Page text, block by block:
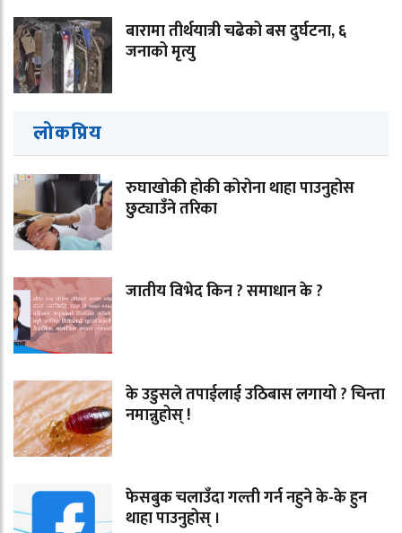
बारामा तीर्थयात्री चढेको बस दुर्घटना, ६
जनाको मृत्यु
लोकप्रिय
रुघाखोकी होकी कोरोना थाहा पाउनुहोस
छुट्याउँने तरिका
जातीय विभेद किन ? समाधान के ?
के उडुसले तपाईलाई उठिबास लगायो ? चिन्ता
नमान्नुहोस् !
फेसबुक चलाउँदा गल्ती गर्न नहुने के-के हुन
थाहा पाउनुहोस् ।